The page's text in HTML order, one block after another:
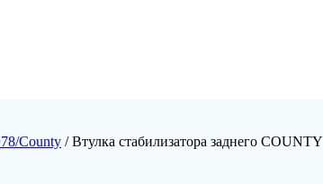
County / Втулка стабилизатора заднего COUNTY